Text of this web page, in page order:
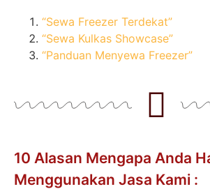
“Sewa Freezer Terdekat”
“Sewa Kulkas Showcase”
“Panduan Menyewa Freezer”
10 Alasan Mengapa Anda
Menggunakan Jasa Kami :